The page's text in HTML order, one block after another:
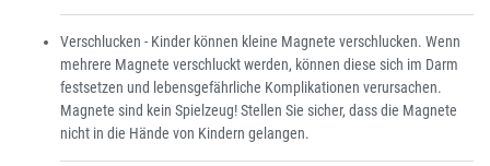
Verschlucken - Kinder können kleine Magnete verschlucken. Wenn
mehrere Magnete verschluckt werden, können diese sich im Darm
festsetzen und lebensgefährliche Komplikationen verursachen.
Magnete sind kein Spielzeug! Stellen Sie sicher, dass die Magnete
nicht in die Hände von Kindern gelangen.